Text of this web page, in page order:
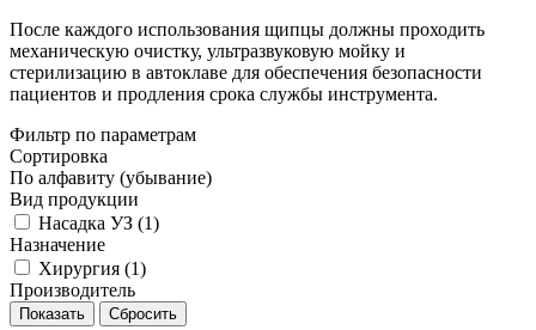
После каждого использования щипцы должны проходить
механическую очистку, ультразвуковую мойку и
стерилизацию в автоклаве для обеспечения безопасности
пациентов и продления срока службы инструмента.
Фильтр по параметрам
Сортировка
По алфавиту (убывание)
Вид продукции
Насадка УЗ (1)
Назначение
Хирургия (1)
Производитель
Сбросить